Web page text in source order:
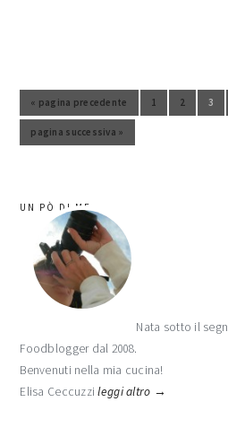
«
Vai alla
pagina precedente
Vai alla pagina
1
Vai alla
2 3
Pagine interim omesse
Vai alla
pagina successiva »
barra
laterale
primaria
UN PÒ DI ME
Nata sotto il
Foodblogger dal 2008.
Benvenuti nella mia cucina!
Elisa Ceccuzzileggi altro →